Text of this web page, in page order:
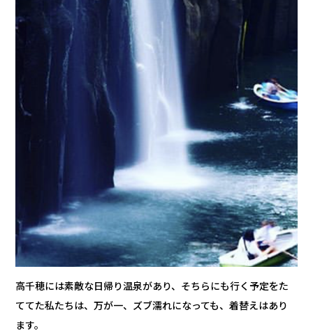
高千穂には素敵な日帰り温泉があり、そちらにも行く予定をた
ててた私たちは、万が一、ズブ濡れになっても、着替えはあり
ます。